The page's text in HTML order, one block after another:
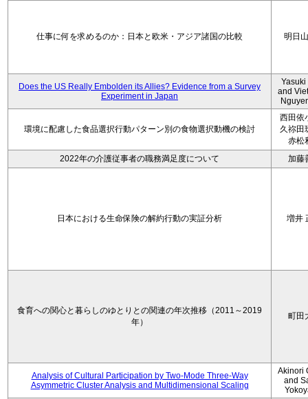
仕事に何を求めるのか：日本と欧米・アジア諸国の比較 明日
Does the US Really Embolden its Allies? Evidence from a Survey
Experiment in Japan
Yasuki
and
環境に配慮した食品選択行動パターン別の食物選択動機の検討
西田依
久祢田
赤松
2022年の介護従事者の職務満足度について
加藤
日本における生命保険の解約行動の実証分析 増井
食育への関心と暮らしのゆとりとの関連の年次推移（2011～2019
年）
町田
Analysis of Cultural Participation by Two-Mode Three-Way
Asymmetric Cluster Analysis and Multidimensional Scaling
Akinori
and